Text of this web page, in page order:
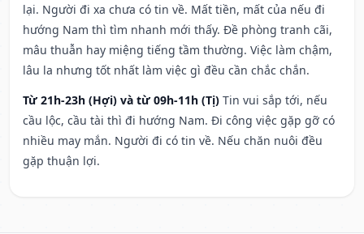
lại. Người đi xa chưa có tin về. Mất tiền, mất của nếu đi
hướng Nam thì tìm nhanh mới thấy. Đề phòng tranh cãi,
mâu thuẫn hay miệng tiếng tầm thường. Việc làm chậm,
lâu la nhưng tốt nhất làm việc gì đều cần chắc chắn.
Từ 21h-23h (Hợi) và từ 09h-11h (Tị) Tin vui sắp tới, nếu
cầu lộc, cầu tài thì đi hướng Nam. Đi công việc gặp gỡ có
nhiều may mắn. Người đi có tin về. Nếu chăn nuôi đều
gặp thuận lợi.